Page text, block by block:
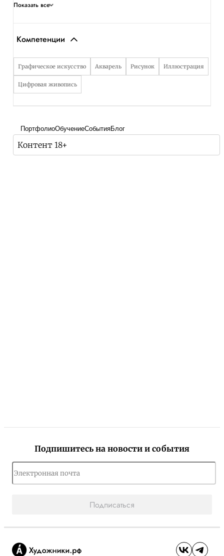
Показать все
Компетенции
Графическое искусство Акварель Рисунок Иллюстрация
Цифровая живопись
ПортфолиоОбучениеСобытияБлог
Контент 18+
Подпишитесь на новости и события
Подписаться